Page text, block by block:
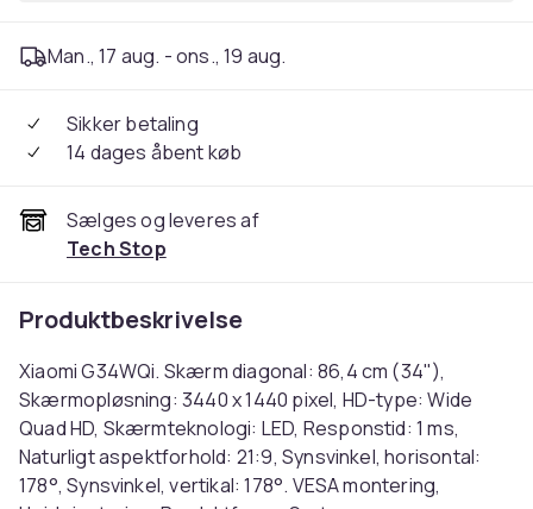
Man., 17 aug. - ons., 19 aug.
Sikker betaling
14 dages åbent køb
Sælges og leveres af
Tech Stop
Produktbeskrivelse
Xiaomi G34WQi. Skærm diagonal: 86,4 cm (34"),
Skærmopløsning: 3440 x 1440 pixel, HD-type: Wide
Quad HD, Skærmteknologi: LED, Responstid: 1 ms,
Naturligt aspektforhold: 21:9, Synsvinkel, horisontal:
178°, Synsvinkel, vertikal: 178°. VESA montering,